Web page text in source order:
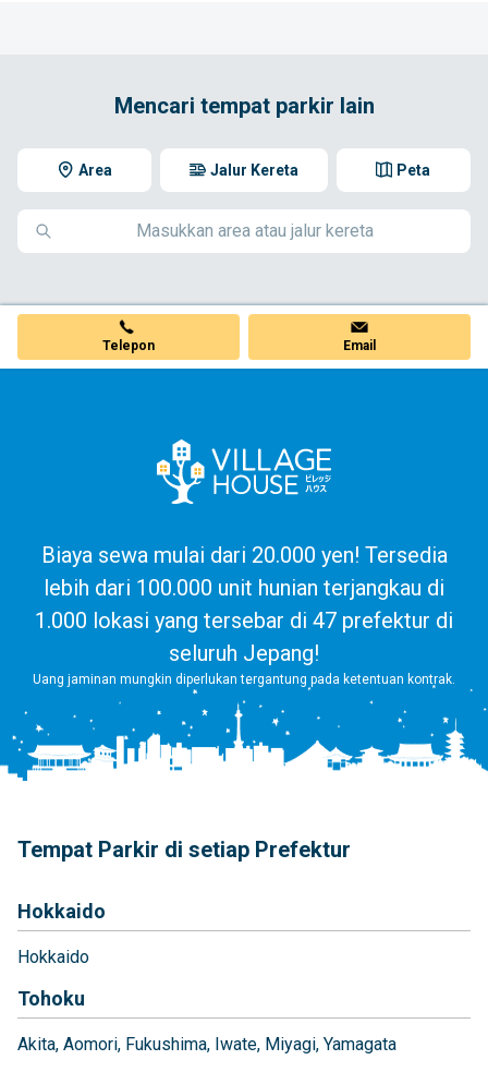
Mencari tempat parkir lain
Area Peta
Jalur Kereta
Telepon Email
Biaya sewa mulai dari 20.000 yen! Tersedia
lebih dari 100.000 unit hunian terjangkau di
1.000 lokasi yang tersebar di 47 prefektur di
seluruh Jepang!
Uang jaminan mungkin diperlukan tergantung pada ketentuan kontrak.
Tempat Parkir di setiap Prefektur
Hokkaido
Hokkaido
Tohoku
Akita Aomori Fukushima Iwate Miyagi Yamagata